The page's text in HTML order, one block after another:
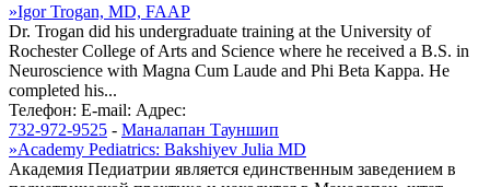
»Igor Trogan, MD, FAAP
Dr. Trogan did his undergraduate training at the University of
Rochester College of Arts and Science where he received a B.S. in
Neuroscience with Magna Cum Laude and Phi Beta Kappa. He
completed his...
Телефон: E-mail: Адрес:
732-972-9525 - Маналапан Тауншип
»Academy Pediatrics: Bakshiyev Julia MD
Академия Педиатрии является единственным заведением в